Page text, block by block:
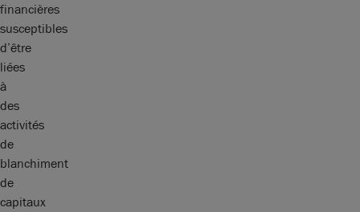
financières
susceptibles
d’être
liées
à
des
activités
de
blanchiment
de
capitaux